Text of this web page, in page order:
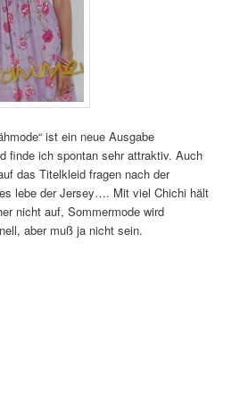
ist ein neue Ausgabe
finde ich spontan sehr attraktiv. Auch
das Titelkleid fragen nach der
lebe der Jersey…. Mit viel Chichi hält
nicht auf, Sommermode wird
aber muß ja nicht sein.